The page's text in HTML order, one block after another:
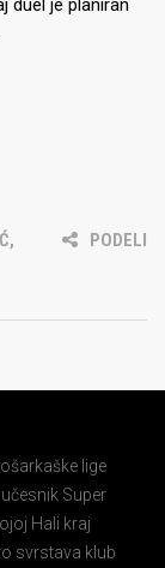
duel je planiran
,
PODELI
lige
Super
Hali kraj
svrstava klub